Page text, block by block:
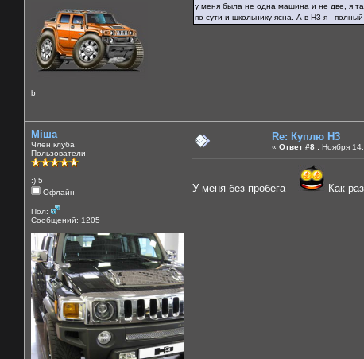
b
у меня была не одна машина и не две, я
по сути и школьнику ясна. А в H3 я -
Міша
Член клуба
Пользователи
:) 5
Офлайн
Пол:
Сообщений: 1205
Re: Куплю H3
« Ответ #8 : Ноября
У меня без пробега Как